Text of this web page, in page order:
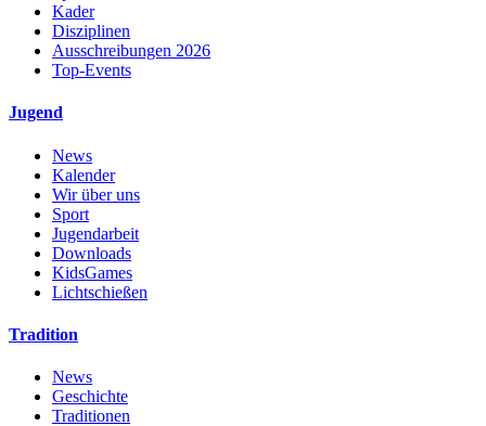
Kader
Disziplinen
Ausschreibungen 2026
Top-Events
Jugend
News
Kalender
Wir über uns
Sport
Jugendarbeit
Downloads
KidsGames
Lichtschießen
Tradition
News
Geschichte
Traditionen